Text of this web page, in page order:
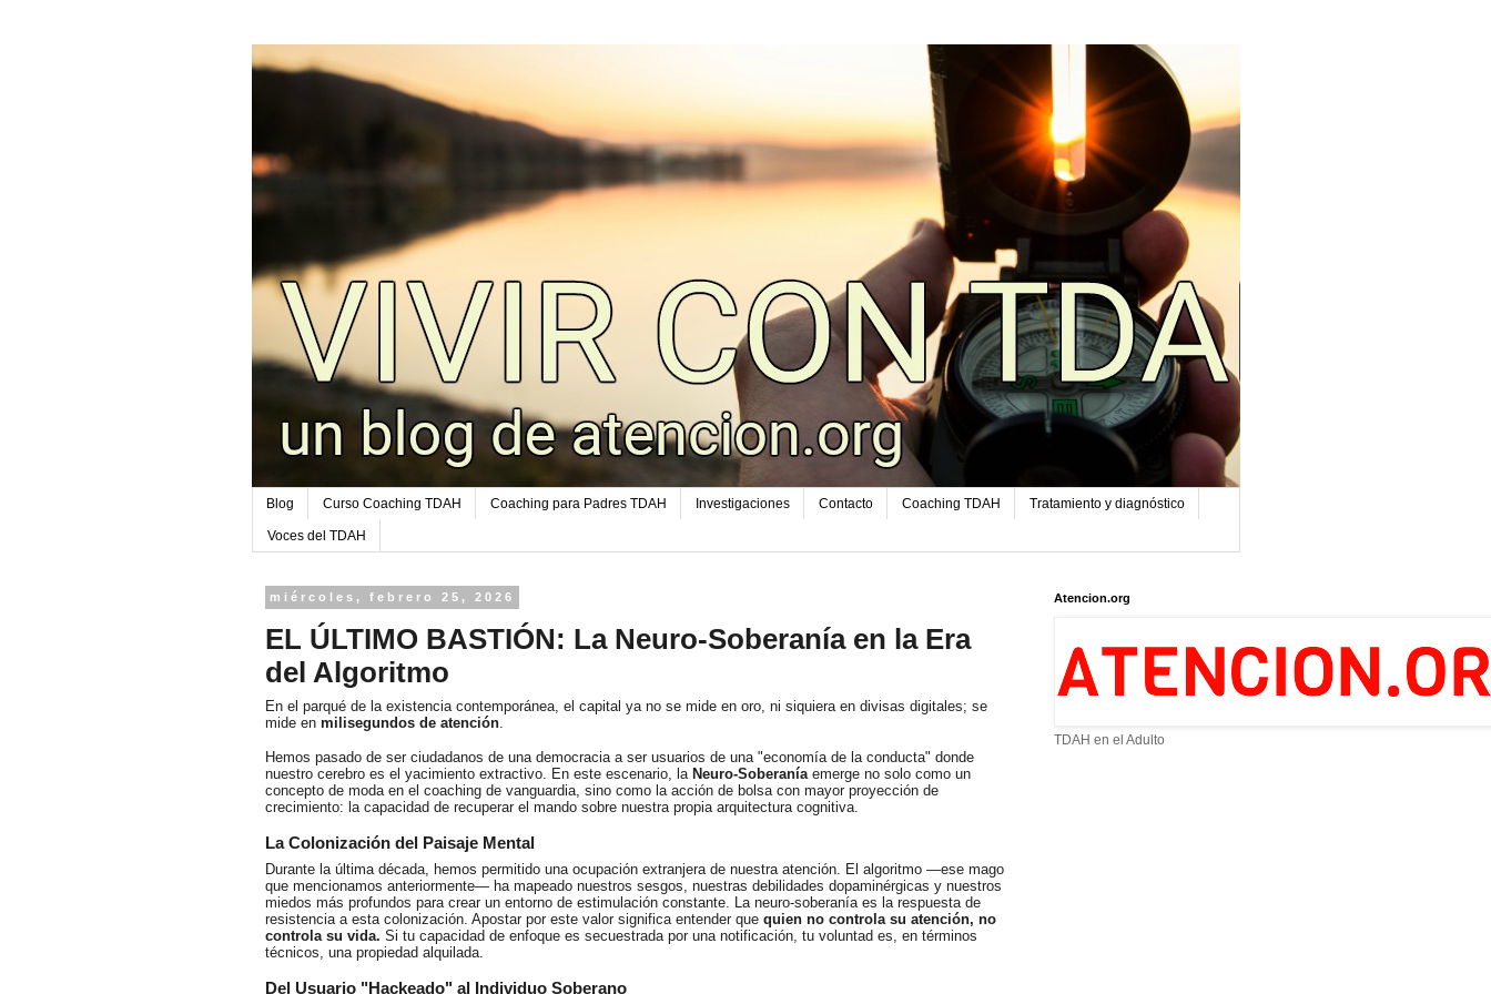
Blog Curso Coaching TDAH Coaching para Padres TDAH Investigaciones Contacto Coaching TDAH Tratamiento y diagnóstico
Voces del TDAH
miércoles, febrero 25, 2026
EL ÚLTIMO BASTIÓN: La Neuro-Soberanía en la Era
del Algoritmo
En el parqué de la existencia contemporánea, el capital ya no se mide en oro, ni siquiera en divisas digitales; se
mide en milisegundos de atención.
Hemos pasado de ser ciudadanos de una democracia a ser usuarios de una "economía de la conducta" donde
nuestro cerebro es el yacimiento extractivo. En este escenario, la Neuro-Soberaníaemerge no solo como un
concepto de moda en el coaching de vanguardia, sino como la acción de bolsa con mayor proyección de
crecimiento: la capacidad de recuperar el mando sobre nuestra propia arquitectura cognitiva.
La Colonización del Paisaje Mental
Durante la última década, hemos permitido una ocupación extranjera de nuestra atención. El algoritmo —ese mago
que mencionamos anteriormente— ha mapeado nuestros sesgos, nuestras debilidades dopaminérgicas y nuestros
miedos más profundos para crear un entorno de estimulación constante. La neuro-soberanía es la respuesta de
resistencia a esta colonización. Apostar por este valor significa entender que quien no controla su atención, no
controla su vida. Si tu capacidad de enfoque es secuestrada por una notificación, tu voluntad es, en términos
técnicos, una propiedad alquilada.
Del Usuario "Hackeado" al Individuo Soberano
Atencion.org
TDAH en el Adulto